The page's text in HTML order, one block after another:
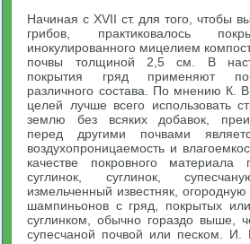
Начиная с XVII ст. для того, чтобы
грибов, практиковалось
инокулированного мицелием
почвы толщиной 2,5 см. В
покрытия гряд применяют
различного состава. По мнению К.
целей лучше всего использовать
землю без всяких добавок,
перед другими почвами
воздухопроницаемость и
качестве покровного материала
суглинок, суглинок,
измельченный известняк,
шампиньонов с гряд, покрытых
суглинком, обычно гораздо выше,
супесчаной почвой или песком. И.